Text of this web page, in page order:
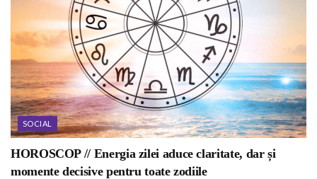
SOCIAL
HOROSCOP // Energia zilei aduce claritate, dar și
momente decisive pentru toate zodiile